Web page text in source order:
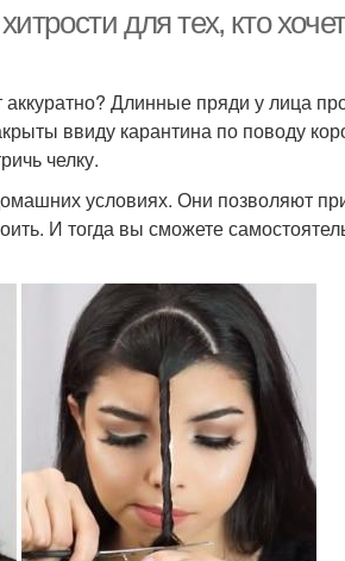
для тех, кто
Длинные пряди у лица
ввиду карантина по поводу
челку.
условиях. Они позволяют
И тогда вы сможете